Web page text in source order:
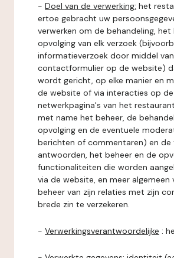
- Doel van de verwerking: het
ertoe gebracht uw
verwerken om de behandeling, het
opvolging van elk verzoek
informatieverzoek door middel
contactformulier op de website)
wordt gericht, op elke manier en
de website of via interacties op
netwerkpagina's van het
met name het beheer, de
opvolging en de eventuele
berichten of commentaren) en de
antwoorden, het beheer en de
functionaliteiten die worden
via de website, en meer algemeen
beheer van zijn relaties met zijn
brede zin te verzekeren.
- Verwerkingsverantwoordelijke :